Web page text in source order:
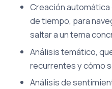
Creación
de tiempo, para
saltar a un tema
Análisis temático,
recurrentes y cómo
Análisis de